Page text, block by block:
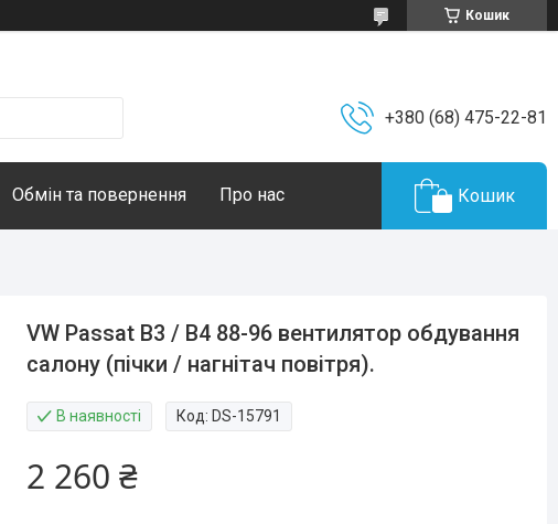
Кошик
+380 (68) 475-22-81
Обмін та повернення Про нас Кошик
VW Passat B3 / B4 88-96 вентилятор обдування
салону (пічки / нагнітач повітря).
В наявності Код: DS-15791
2 260 ₴